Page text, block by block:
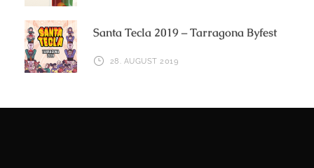
Santa Tecla 2019 – Tarragona Byfest
28. AUGUST 2019